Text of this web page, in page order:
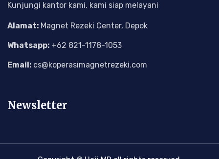
Kunjungi kantor kami, kami siap melayani
Alamat: Magnet Rezeki Center, Depok
Whatsapp: +62 821-1178-1053
Email: cs@koperasimagnetrezeki.com
Newsletter